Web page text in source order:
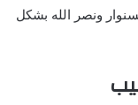
ونصر الله بشكل